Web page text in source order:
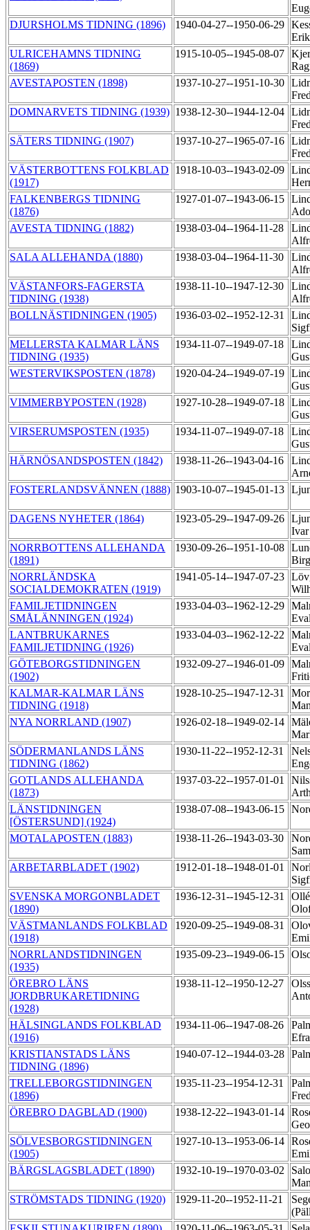
DJURSHOLMS TIDNING (1896)
1940-04-27--1950-06-29
ULRICEHAMNS TIDNING
(1869)
1915-10-05--1945-08-07
AVESTAPOSTEN (1898)
1937-10-27--1951-10-30
DOMNARVETS TIDNING (1939) 1938-12-30--1944-12-04
SÄTERS TIDNING (1907)
1937-10-27--1965-07-16
VÄSTERBOTTENS FOLKBLAD
(1917)
1918-10-03--1943-02-09
FALKENBERGS TIDNING
(1876)
1927-01-07--1943-06-15
AVESTA TIDNING (1882)
1938-03-04--1964-11-28
SALA ALLEHANDA (1880)
1938-03-04--1964-11-30
VÄSTANFORS-FAGERSTA
TIDNING (1938)
1938-11-10--1947-12-30
BOLLNÄSTIDNINGEN (1905)
1936-03-02--1952-12-31
MELLERSTA KALMAR LÄNS
TIDNING (1935)
1934-11-07--1949-07-18
WESTERVIKSPOSTEN (1878)
1920-04-24--1949-07-19
VIMMERBYPOSTEN (1928)
1927-10-28--1949-07-18
VIRSERUMSPOSTEN (1935)
1934-11-07--1949-07-18
HÄRNÖSANDSPOSTEN (1842)
1938-11-26--1943-04-16
FOSTERLANDSVÄNNEN (1888) 1903-10-07--1945-01-13
DAGENS NYHETER (1864) 1923-05-29--1947-09-26
NORRBOTTENS ALLEHANDA
(1891)
1930-09-26--1951-10-08
NORRLÄNDSKA
SOCIALDEMOKRATEN (1919)
1941-05-14--1947-07-23
FAMILJETIDNINGEN
SMÅLÄNNINGEN (1924)
1933-04-03--1962-12-29
LANTBRUKARNES
FAMILJETIDNING (1926)
1933-04-03--1962-12-22
GÖTEBORGSTIDNINGEN
(1902)
1932-09-27--1946-01-09
KALMAR-KALMAR LÄNS
TIDNING (1918)
1928-10-25--1947-12-31
NYA NORRLAND (1907)
1926-02-18--1949-02-14
SÖDERMANLANDS LÄNS
TIDNING (1862)
1930-11-22--1952-12-31
GOTLANDS ALLEHANDA
(1873)
1937-03-22--1957-01-01
LÄNSTIDNINGEN
[ÖSTERSUND] (1924)
1938-07-08--1943-06-15
MOTALAPOSTEN (1883) 1938-11-26--1943-03-30
ARBETARBLADET (1902)
1912-01-18--1948-01-01
SVENSKA MORGONBLADET
(1890)
1936-12-31--1945-12-31
VÄSTMANLANDS FOLKBLAD
(1918)
1920-09-25--1949-08-31
NORRLANDSTIDNINGEN
(1935)
1935-09-23--1949-06-15
ÖREBRO LÄNS
JORDBRUKARETIDNING
(1928)
1938-11-12--1950-12-27
HÄLSINGLANDS FOLKBLAD
(1916)
1934-11-06--1947-08-26
KRISTIANSTADS LÄNS
TIDNING (1896)
1940-07-12--1944-03-28
TRELLEBORGSTIDNINGEN
(1896)
1935-11-23--1954-12-31
ÖREBRO DAGBLAD (1900)
1938-12-22--1943-01-14
SÖLVESBORGSTIDNINGEN
(1905)
1927-10-13--1953-06-14
BÄRGSLAGSBLADET (1890)
1932-10-19--1970-03-02
STRÖMSTADS TIDNING (1920)
1929-11-20--1952-11-21